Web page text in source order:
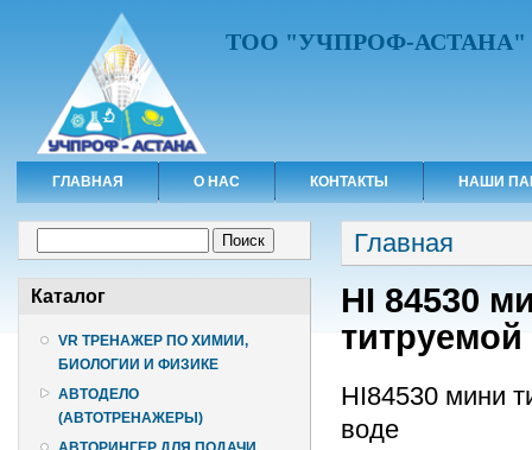
ТОО "УЧПРОФ-АСТАНА"
ГЛАВНАЯ О НАС КОНТАКТЫ НАШИ
Каталог
VR ТРЕНАЖЕР ПО ХИМИИ,
БИОЛОГИИ И ФИЗИКЕ
АВТОДЕЛО
(АВТОТРЕНАЖЕРЫ)
Вы здесь
Главная
HI 84530
HI84530 мини
воде